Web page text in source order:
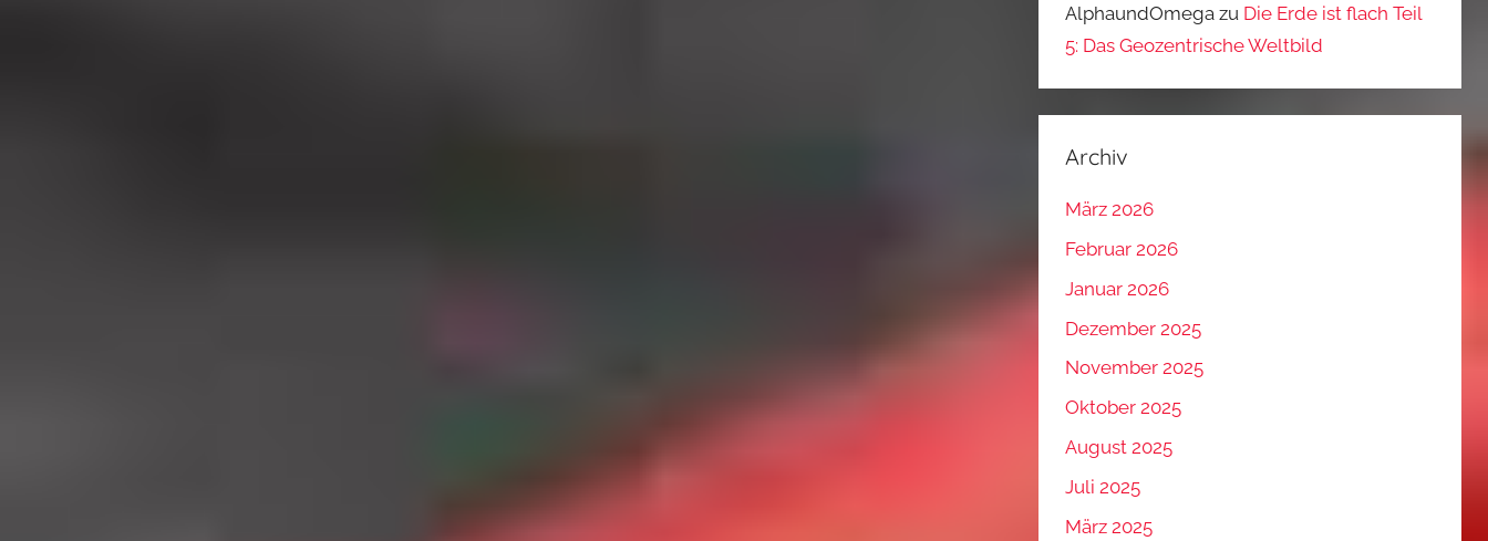
AlphaundOmega zu Die Erde ist flach Teil
5: Das Geozentrische Weltbild
Archiv
März 2026
Februar 2026
Januar 2026
Dezember 2025
November 2025
Oktober 2025
August 2025
Juli 2025
März 2025